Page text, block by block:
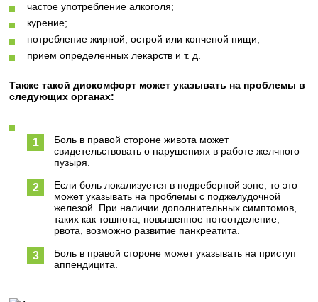
частое употребление алкоголя;
курение;
потребление жирной, острой или копченой пищи;
прием определенных лекарств и т. д.
Также такой дискомфорт может указывать на проблемы в
следующих органах:
Боль в правой стороне живота может
свидетельствовать о нарушениях в работе желчного
пузыря.
Если боль локализуется в подреберной зоне, то это
может указывать на проблемы с поджелудочной
железой. При наличии дополнительных симптомов,
таких как тошнота, повышенное потоотделение,
рвота, возможно развитие панкреатита.
Боль в правой стороне может указывать на приступ
аппендицита.